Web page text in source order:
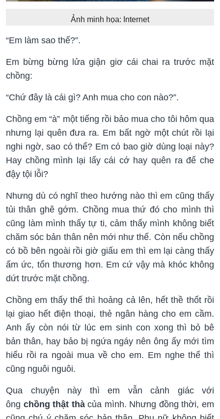
Ảnh minh họa: Internet
“Em làm sao thế?”.
Em bừng bừng lửa giận giơ cái chai ra trước mặt
chồng:
“Chứ đây là cái gì? Anh mua cho con nào?”.
Chồng em “à” một tiếng rồi bảo mua cho tôi hôm qua
nhưng lại quên đưa ra. Em bất ngờ một chút rồi lại
nghi ngờ, sao có thể? Em có bao giờ dùng loại này?
Hay chồng mình lại lấy cái cớ hay quên ra để che
đậy tội lỗi?
Nhưng dù có nghĩ theo hướng nào thì em cũng thấy
tủi thân ghê gớm. Chồng mua thứ đó cho mình thì
cũng làm mình thấy tự ti, cảm thấy mình không biết
chăm sóc bản thân nên mới như thế. Còn nếu chồng
có bồ bên ngoài rồi giờ giấu em thì em lại càng thấy
ấm ức, tổn thương hơn. Em cứ vậy mà khóc không
dứt trước mặt chồng.
Chồng em thấy thế thì hoảng cả lên, hết thề thốt rồi
lại giao hết điện thoại, thẻ ngân hàng cho em cầm.
Anh ấy còn nói từ lúc em sinh con xong thì bỏ bê
bản thân, hay bảo bị ngứa ngáy nên ông ấy mới tìm
hiểu rồi ra ngoài mua về cho em. Em nghe thế thì
cũng nguôi nguôi.
Qua chuyện này thì em vẫn cảnh giác với
ông chồng thật thàcủa mình. Nhưng đồng thời, em